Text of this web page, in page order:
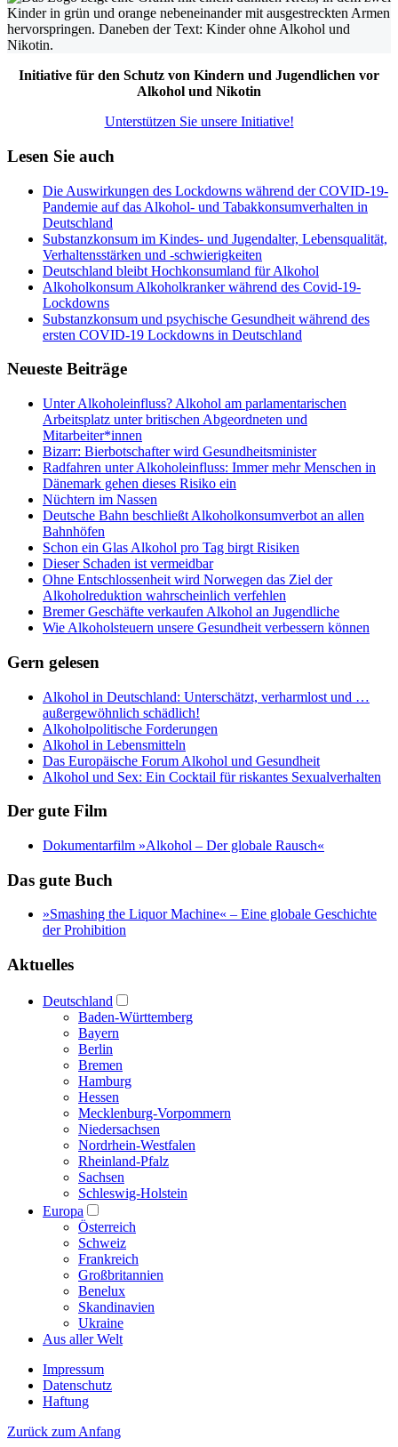
Initiative für den Schutz von Kindern und Jugendlichen vor
Alkohol und Nikotin
Unterstützen Sie unsere Initiative!
Lesen Sie auch
Die Auswirkungen des Lockdowns während der COVID-19-
Pandemie auf das Alkohol- und Tabakkonsumverhalten in
Deutschland
Substanzkonsum im Kindes- und Jugendalter, Lebensqualität,
Verhaltensstärken und ‑schwierigkeiten
Deutschland bleibt Hochkonsumland für Alkohol
Alkoholkonsum Alkoholkranker während des Covid-19-
Lockdowns
Substanzkonsum und psychische Gesundheit während des
ersten COVID-19 Lockdowns in Deutschland
Neueste Beiträge
Unter Alkoholeinfluss? Alkohol am parlamentarischen
Arbeitsplatz unter britischen Abgeordneten und
Mitarbeiter*innen
Bizarr: Bierbotschafter wird Gesundheitsminister
Radfahren unter Alkoholeinfluss: Immer mehr Menschen in
Dänemark gehen dieses Risiko ein
Nüchtern im Nassen
Deutsche Bahn beschließt Alkoholkonsumverbot an allen
Bahnhöfen
Schon ein Glas Alkohol pro Tag birgt Risiken
Dieser Schaden ist vermeidbar
Ohne Entschlossenheit wird Norwegen das Ziel der
Alkoholreduktion wahrscheinlich verfehlen
Bremer Geschäfte verkaufen Alkohol an Jugendliche
Wie Alkoholsteuern unsere Gesundheit verbessern können
Gern gelesen
Alkohol in Deutschland: Unterschätzt, verharmlost und …
außergewöhnlich schädlich!
Alkoholpolitische Forderungen
Alkohol in Lebensmitteln
Das Europäische Forum Alkohol und Gesundheit
Alkohol und Sex: Ein Cocktail für riskantes Sexualverhalten
Der gute Film
Dokumentarfilm »Alkohol – Der globale Rausch«
Das gute Buch
»Smashing the Liquor Machine« ‒ Eine globale Geschichte
der Prohibition
Aktuelles
Deutschland
Baden-Württemberg
Bayern
Berlin
Bremen
Hamburg
Hessen
Mecklenburg-Vorpommern
Niedersachsen
Nordrhein-Westfalen
Rheinland-Pfalz
Sachsen
Schleswig-Holstein
Europa
Österreich
Schweiz
Frankreich
Großbritannien
Benelux
Skandinavien
Ukraine
Aus aller Welt
Impressum
Datenschutz
Haftung
Zurück zum Anfang